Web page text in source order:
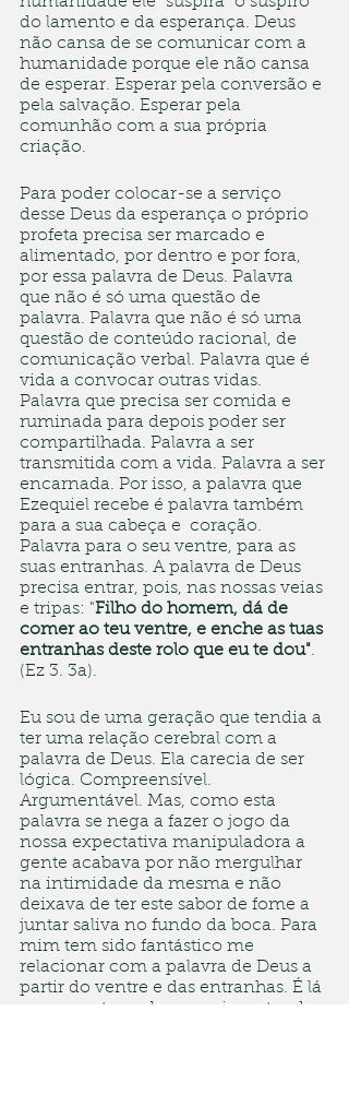
do lamento e da esperança. Deus
não cansa de se comunicar com a
humanidade porque ele não cansa
de esperar. Esperar pela conversão e
pela salvação. Esperar pela
comunhão com a sua própria
criação.
Para poder colocar-se a serviço
desse Deus da esperança o próprio
profeta precisa ser marcado e
alimentado, por dentro e por fora,
por essa palavra de Deus. Palavra
que não é só uma questão de
palavra. Palavra que não é só uma
questão de conteúdo racional, de
comunicação verbal. Palavra que é
vida a convocar outras vidas.
Palavra que precisa ser comida e
ruminada para depois poder ser
compartilhada. Palavra a ser
transmitida com a vida. Palavra a ser
encarnada. Por isso, a palavra que
Ezequiel recebe é palavra também
para a sua cabeça e  coração.
Palavra para o seu ventre, para as
suas entranhas. A palavra de Deus
precisa entrar, pois, nas nossas veias
e tripas: "Filho do homem, dá de
comer ao teu ventre, e enche as tuas
entranhas deste rolo que eu te dou".
(Ez 3. 3a).
Eu sou de uma geração que tendia a
ter uma relação cerebral com a
palavra de Deus. Ela carecia de ser
lógica. Compreensível.
Argumentável. Mas, como esta
palavra se nega a fazer o jogo da
nossa expectativa manipuladora a
gente acabava por não mergulhar
na intimidade da mesma e não
deixava de ter este sabor de fome a
juntar saliva no fundo da boca. Para
mim tem sido fantástico me
relacionar com a palavra de Deus a
partir do ventre e das entranhas. É lá
que a gente acaba experimentando